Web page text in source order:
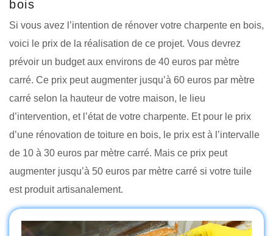
bois
Si vous avez l’intention de rénover votre charpente en bois,
voici le prix de la réalisation de ce projet. Vous devrez
prévoir un budget aux environs de 40 euros par mètre
carré. Ce prix peut augmenter jusqu’à 60 euros par mètre
carré selon la hauteur de votre maison, le lieu
d’intervention, et l’état de votre charpente. Et pour le prix
d’une rénovation de toiture en bois, le prix est à l’intervalle
de 10 à 30 euros par mètre carré. Mais ce prix peut
augmenter jusqu’à 50 euros par mètre carré si votre tuile
est produit artisanalement.